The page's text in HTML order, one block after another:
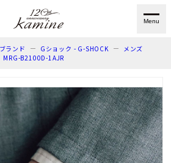
Menu
ランド Gショック - G-SHOCK
メンズ
MRG-B2100D-1AJR